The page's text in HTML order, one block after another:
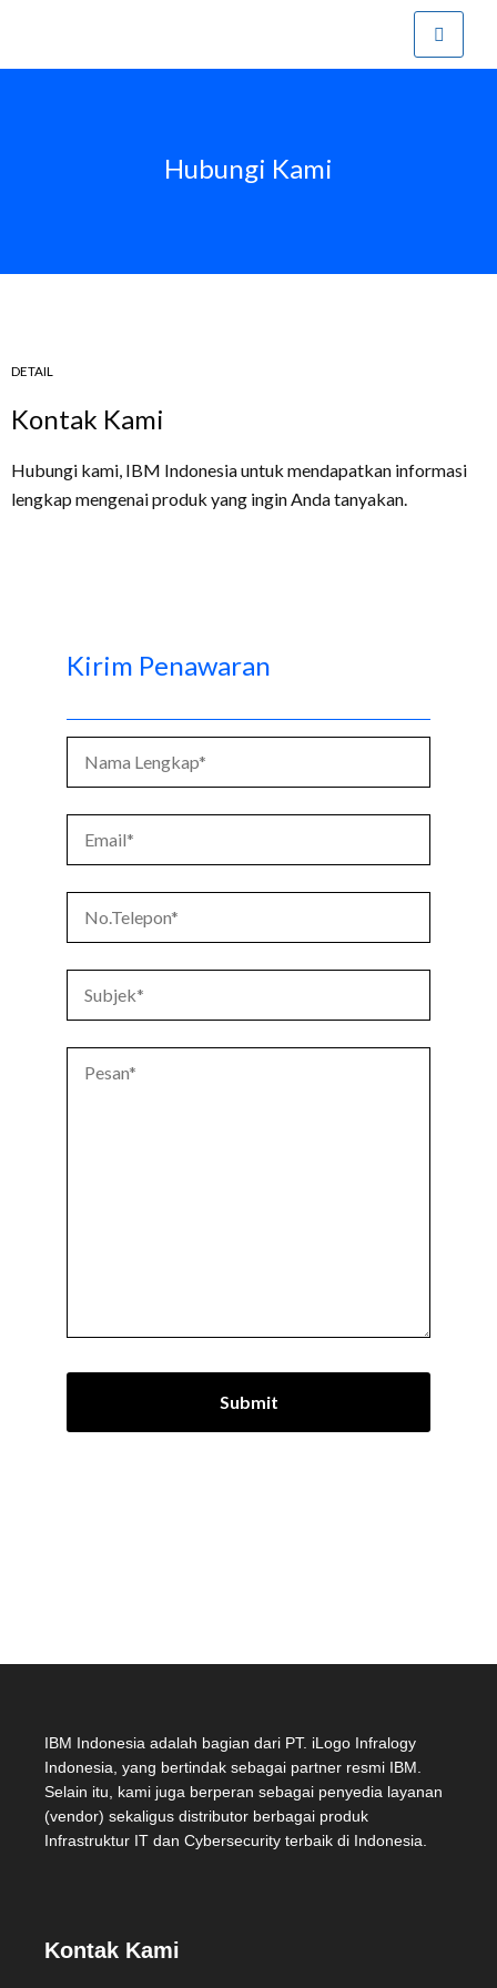
Hubungi Kami
DETAIL
Kontak Kami
Hubungi kami, IBM Indonesia untuk mendapatkan informasi
lengkap mengenai produk yang ingin Anda tanyakan.
Kirim Penawaran
IBM Indonesia adalah bagian dari PT. iLogo Infralogy
Indonesia, yang bertindak sebagai partner resmi IBM.
Selain itu, kami juga berperan sebagai penyedia layanan
(vendor) sekaligus distributor berbagai produk
Infrastruktur IT dan Cybersecurity terbaik di Indonesia.
Kontak Kami